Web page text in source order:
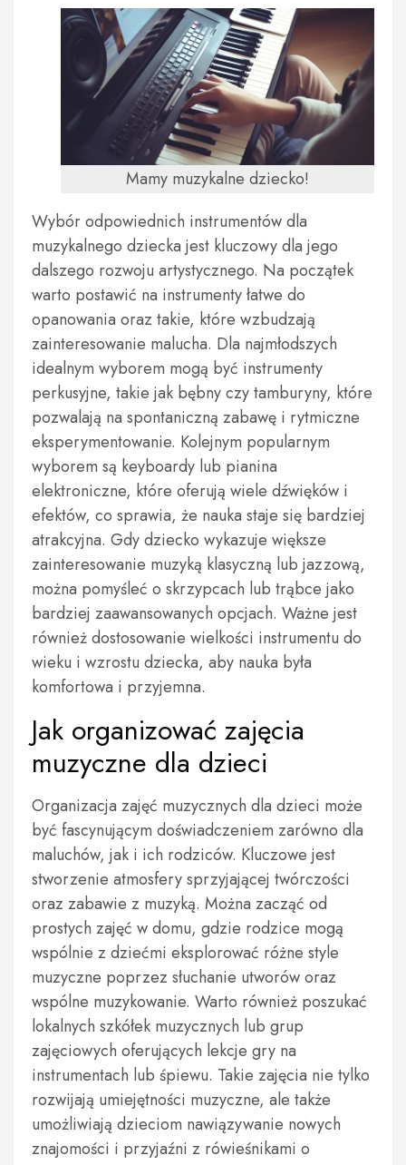
Mamy muzykalne dziecko!
Wybór odpowiednich instrumentów dla
muzykalnego dziecka jest kluczowy dla jego
dalszego rozwoju artystycznego. Na początek
warto postawić na instrumenty łatwe do
opanowania oraz takie, które wzbudzają
zainteresowanie malucha. Dla najmłodszych
idealnym wyborem mogą być instrumenty
perkusyjne, takie jak bębny czy tamburyny, które
pozwalają na spontaniczną zabawę i rytmiczne
eksperymentowanie. Kolejnym popularnym
wyborem są keyboardy lub pianina
elektroniczne, które oferują wiele dźwięków i
efektów, co sprawia, że nauka staje się bardziej
atrakcyjna. Gdy dziecko wykazuje większe
zainteresowanie muzyką klasyczną lub jazzową,
można pomyśleć o skrzypcach lub trąbce jako
bardziej zaawansowanych opcjach. Ważne jest
również dostosowanie wielkości instrumentu do
wieku i wzrostu dziecka, aby nauka była
komfortowa i przyjemna.
Jak organizować zajęcia
muzyczne dla dzieci
Organizacja zajęć muzycznych dla dzieci może
być fascynującym doświadczeniem zarówno dla
maluchów, jak i ich rodziców. Kluczowe jest
stworzenie atmosfery sprzyjającej twórczości
oraz zabawie z muzyką. Można zacząć od
prostych zajęć w domu, gdzie rodzice mogą
wspólnie z dziećmi eksplorować różne style
muzyczne poprzez słuchanie utworów oraz
wspólne muzykowanie. Warto również poszukać
lokalnych szkółek muzycznych lub grup
zajęciowych oferujących lekcje gry na
instrumentach lub śpiewu. Takie zajęcia nie tylko
rozwijają umiejętności muzyczne, ale także
umożliwiają dzieciom nawiązywanie nowych
znajomości i przyjaźni z rówieśnikami o